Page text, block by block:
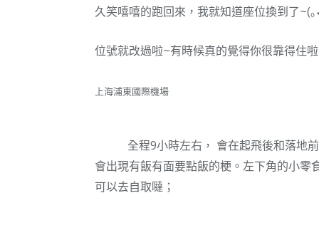
久笑嘻嘻的跑回來，我就知道座位換到了~(
位號就改過啦~有時候真的覺得你很靠得住
上海浦東國際機場
全程9小時左右， 會在起飛後和落地
會出現有飯有面要點飯的梗。左下角的小
可以去自取噠；